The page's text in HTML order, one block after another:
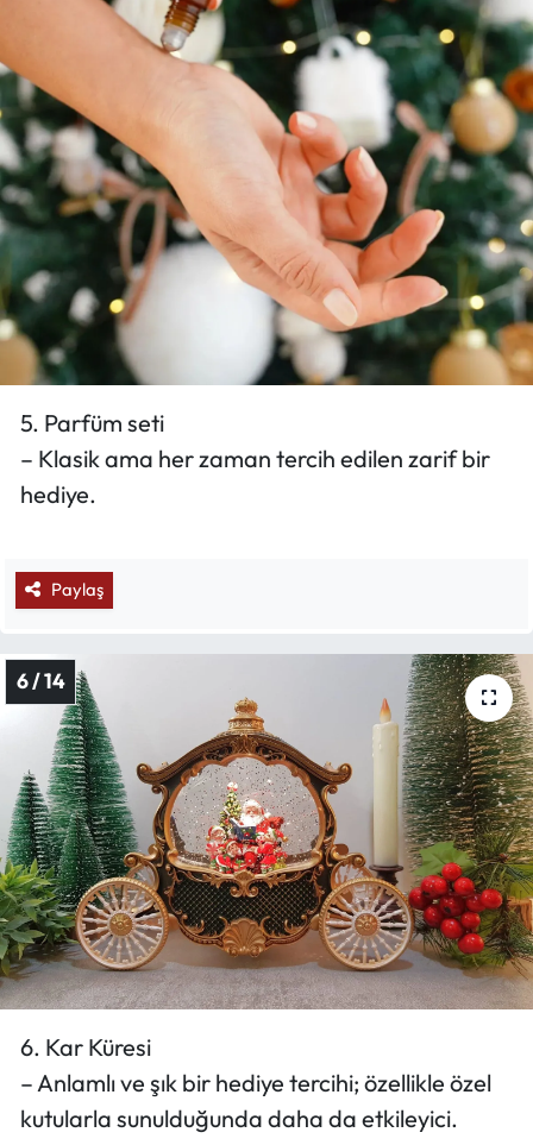
5. Parfüm seti
– Klasik ama her zaman tercih edilen zarif bir
hediye.
Paylaş
6 / 14
6. Kar Küresi
– Anlamlı ve şık bir hediye tercihi; özellikle özel
kutularla sunulduğunda daha da etkileyici.